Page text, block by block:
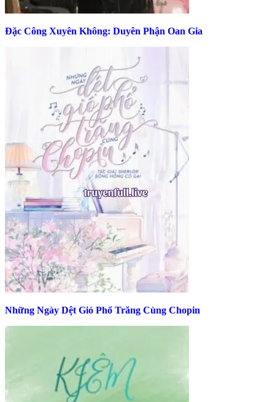
Đặc Công Xuyên Không: Duyên Phận Oan Gia
Những Ngày Dệt Gió Phổ Trăng Cùng Chopin